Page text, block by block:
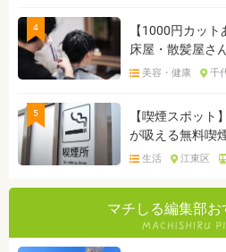
4
【1000円カッ
床屋・散髪屋さ
美容・健康 千
5
【喫煙スポット
が吸える無料喫
生活 江東区
マチしる編集部